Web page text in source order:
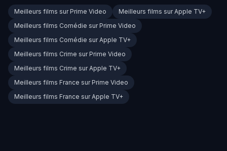
Meilleurs films sur Prime Video
Meilleurs films sur Apple TV+
Meilleurs films Comédie sur Prime Video
Meilleurs films Comédie sur Apple TV+
Meilleurs films Crime sur Prime Video
Meilleurs films Crime sur Apple TV+
Meilleurs films France sur Prime Video
Meilleurs films France sur Apple TV+